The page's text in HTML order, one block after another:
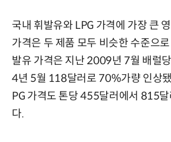
국내 휘발유와 LPG 가격에 가장 큰
가격은 두 제품 모두 비슷한 수준으
발유 가격은 지난 2009년 7월 배럴
4년 5월 118달러로 70%가량 인상
PG 가격도 톤당 455달러에서 815
다.